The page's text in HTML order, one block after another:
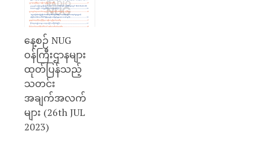
နေ့စဉ် NUG
ဝန်ကြီးဌာနများ
ထုတ်ပြန်သည့်
သတင်း
အချက်အလက်
များ (26th JUL
2023)